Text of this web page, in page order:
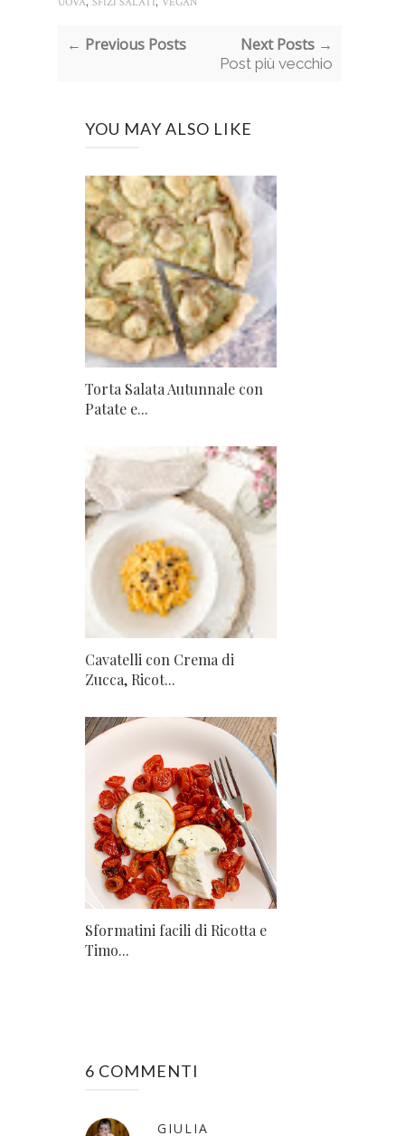
← Previous Posts Next Posts →
Post più vecchio
YOU MAY ALSO LIKE
Torta Salata Autunnale con
Patate e...
Cavatelli con Crema di
Zucca, Ricot...
Sformatini facili di Ricotta e
Timo...
6 COMMENTI
GIULIA